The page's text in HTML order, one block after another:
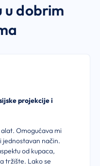
u dobrim
projekcije i
Omogućava mi
jednostavan način.
od kupaca,
tržište. Lako se